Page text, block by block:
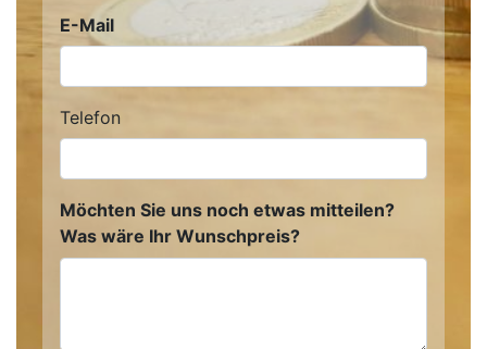
E-Mail
Telefon
Möchten Sie uns noch etwas mitteilen?
Was wäre Ihr Wunschpreis?